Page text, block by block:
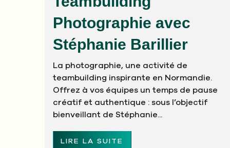
Photographie avec
Stéphanie Barillier
La photographie, une activité de
teambuilding inspirante en Normandie.
Offrez à vos équipes un temps de pause
créatif et authentique : sous l’objectif
bienveillant de Stéphanie...
LIRE LA SUITE